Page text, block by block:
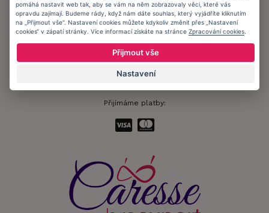
Informační memorandum
Zůstaňte s námi v kontaktu.
Přijímáme platby:
pomáhá nastavit web tak, aby se vám na něm zobrazovaly věci, které vás
opravdu zajímají. Budeme rády, když nám dáte souhlas, který vyjádříte kliknutím
na „Přijmout vše“. Nastavení cookies můžete kdykoliv změnit přes „Nastavení
cookies“ v zápatí stránky. Více informací získáte na stránce Zpracování cookies.
Přijmout vše
Nastavení